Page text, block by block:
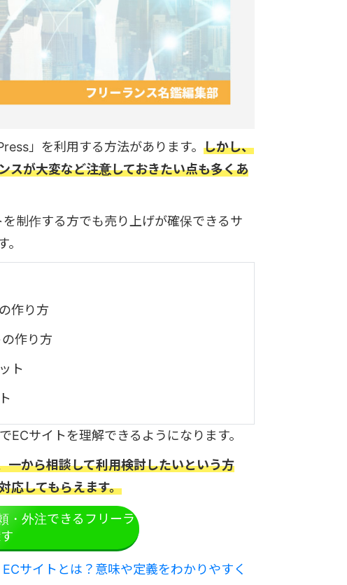
」を利用する方法があります。 しかし、
スが大変など注意しておきたい点も多くあ
制作する方でも売り上げが確保できるサ
作り方
作り方
ト
サイトを理解できるようになります。
から相談して利用検討したいという方
応してもらえます。
・外注できるフリーラ
ECサイトとは？意味や定義をわかりやすく